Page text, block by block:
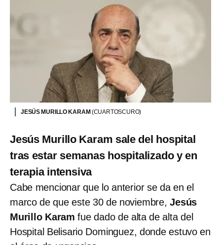
JESÚS MURILLO KARAM (CUARTOSCURO)
Jesús Murillo Karam sale del hospital
tras estar semanas hospitalizado y en
terapia intensiva
Cabe mencionar que lo anterior se da en el
marco de que este 30 de noviembre,Jesús
Murillo Karam fue dado de alta de alta del
Hospital Belisario Dominguez, donde estuvo en